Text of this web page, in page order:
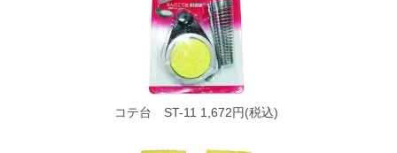
コテ台 ST-11 1,672円(税込)